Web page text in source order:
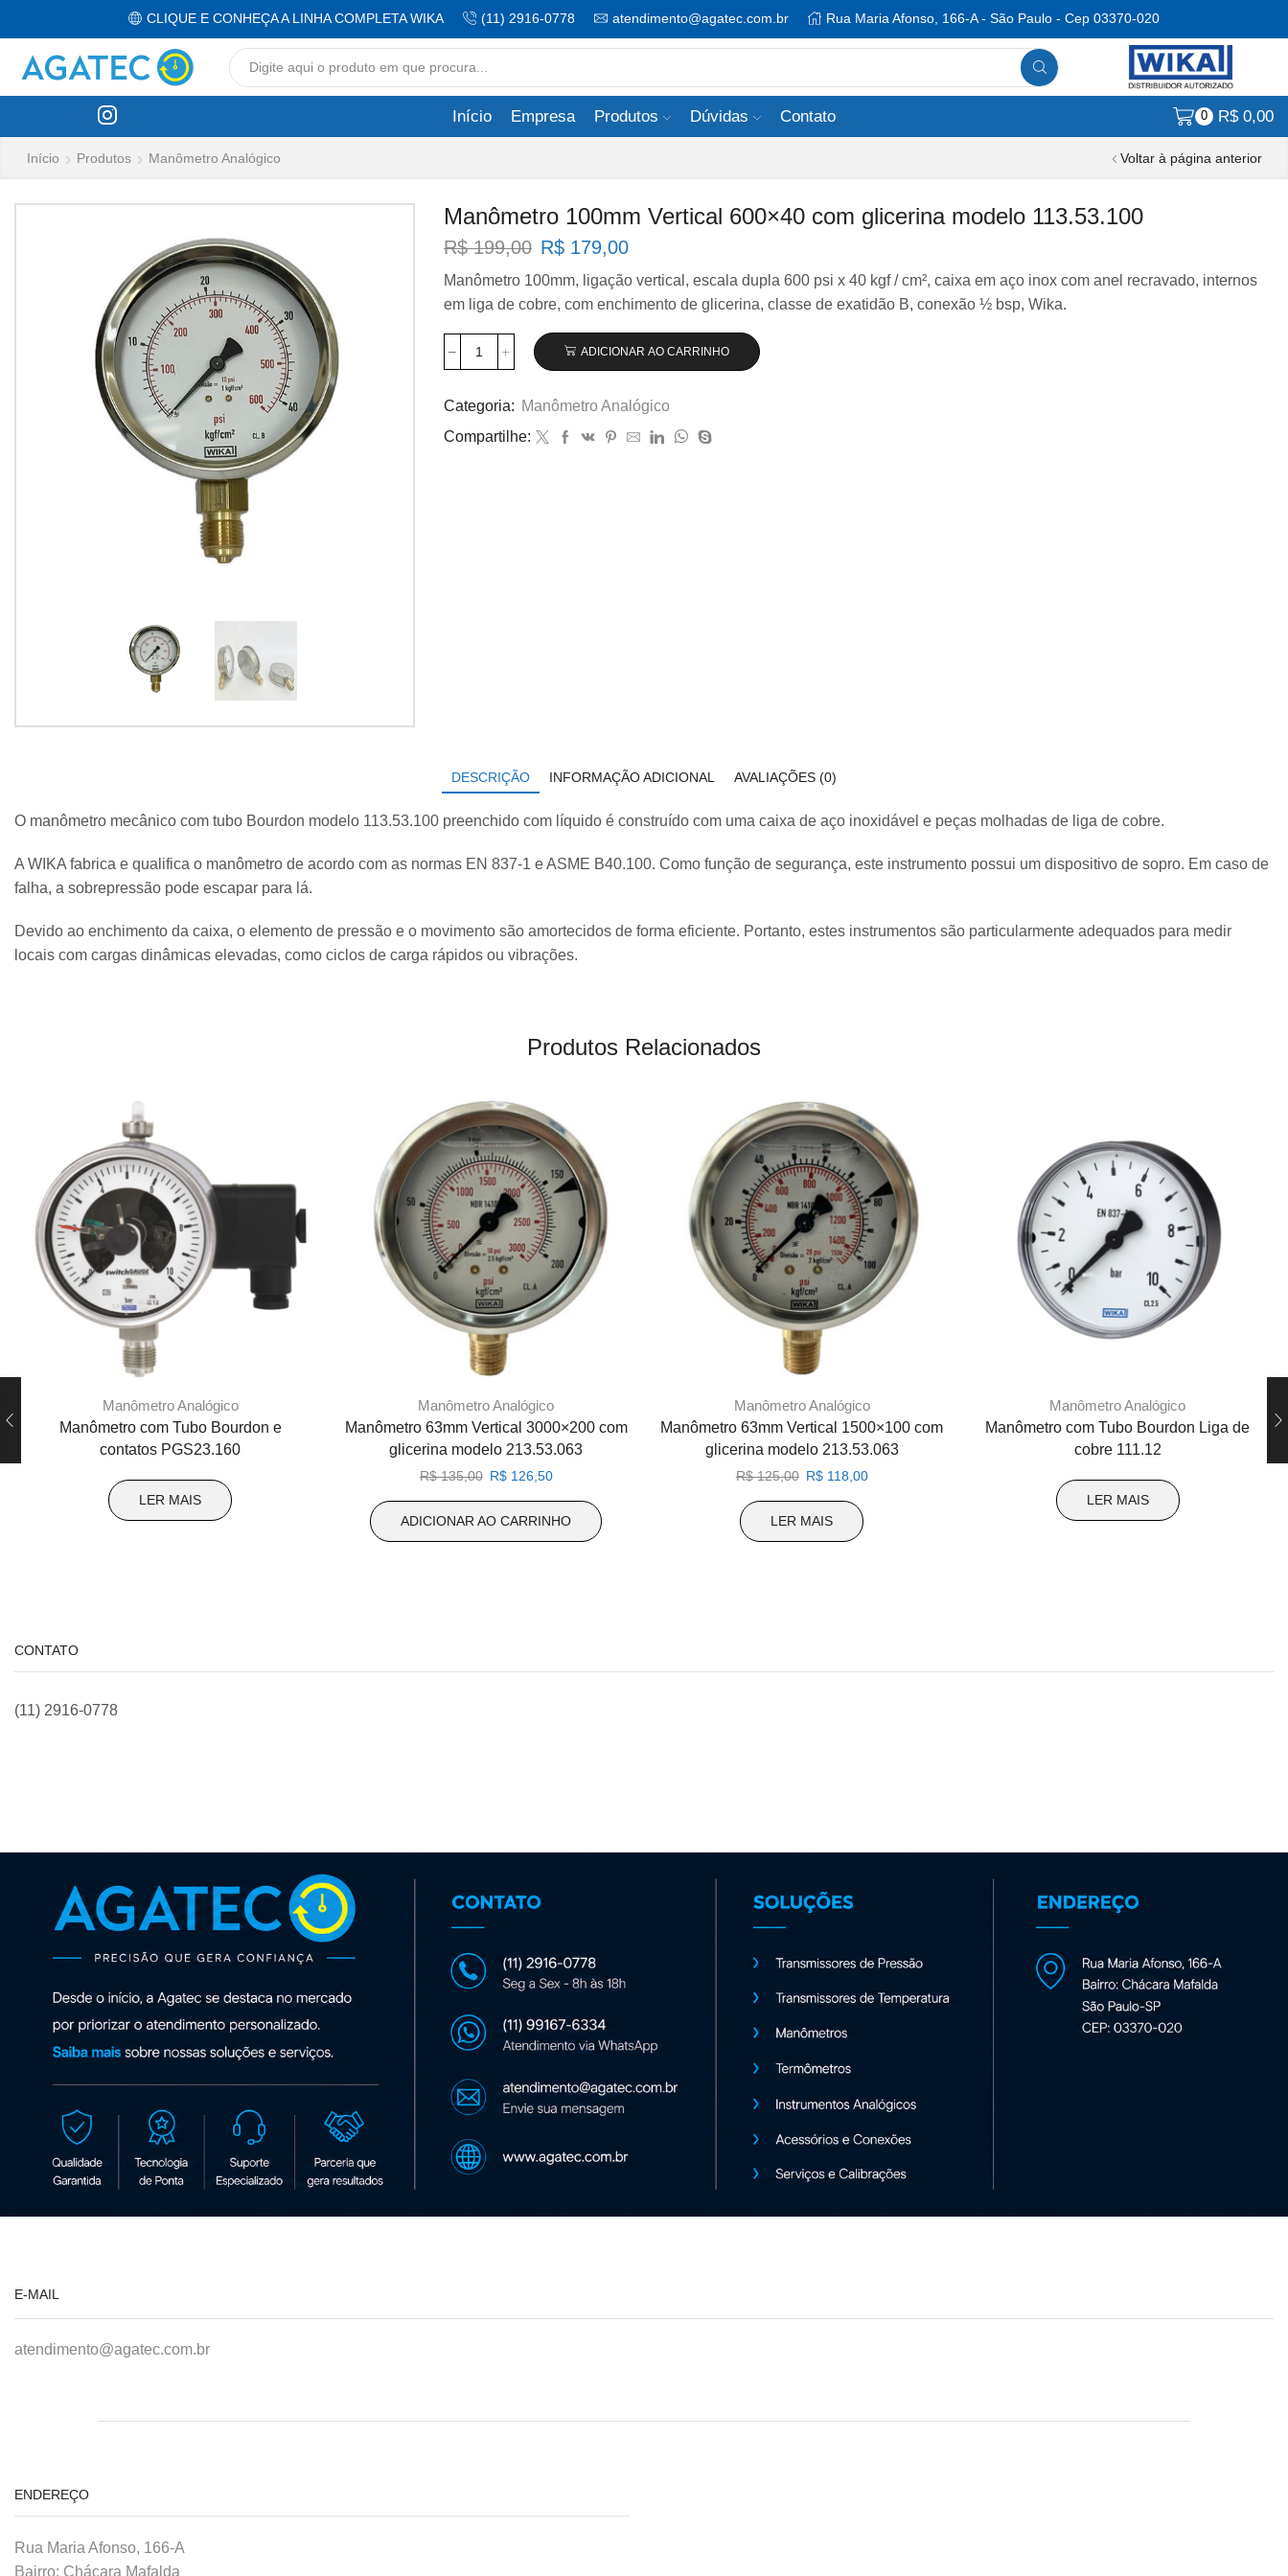
CLIQUE E CONHEÇA A LINHA COMPLETA WIKA (11) 2916-0778 atendimento@agatec.com.br Rua Maria Afonso, 166-A - São Paulo - Cep 03370-020
input
Início Empresa Produtos Dúvidas Contato 0 R$0,00
Início Produtos Manômetro Analógico Voltar à página anterior
Manômetro 100mm Vertical 600×40 com glicerina modelo 113.53.100
R$199,00 O
original
era:
R$ 199,00.
R$ 179,00O
atual
é:
R$ 179,00.
Manômetro 100mm, ligação vertical, escala dupla 600 psi x 40 kgf / cm², caixa em aço inox com anel recravado, internos
em liga de cobre, com enchimento de glicerina, classe de exatidão B, conexão ½ bsp, Wika.
Manômetro
Vertical
600×40
com
ADICIONAR AO CARRINHO
Categoria: Manômetro Analógico
Compartilhe:
DESCRIÇÃO INFORMAÇÃO ADICIONAL AVALIAÇÕES (0)
O manômetro mecânico com tubo Bourdon modelo 113.53.100 preenchido com líquido é construído com uma caixa de aço inoxidável e peças molhadas de liga de cobre.
A WIKA fabrica e qualifica o manômetro de acordo com as normas EN 837-1 e ASME B40.100. Como função de segurança, este instrumento possui um dispositivo de sopro. Em caso de
falha, a sobrepressão pode escapar para lá.
Devido ao enchimento da caixa, o elemento de pressão e o movimento são amortecidos de forma eficiente. Portanto, estes instrumentos são particularmente adequados para medir
locais com cargas dinâmicas elevadas, como ciclos de carga rápidos ou vibrações.
Produtos Relacionados
Manômetro Analógico
Manômetro com Tubo Bourdon e
contatos PGS23.160
LER MAIS
Manômetro Analógico
Manômetro 63mm Vertical 3000×200 com
glicerina modelo 213.53.063
R$135,00 O
original
R$126,50O
atual
ADICIONAR AO CARRINHO
Manômetro Analógico
Manômetro 63mm Vertical 1500×100 com
glicerina modelo 213.53.063
R$125,00 O
original
R$118,00O
LER MAIS
Manômetro Analógico
Manômetro com Tubo Bourdon Liga de
cobre 111.12
LER MAIS
CONTATO
(11) 2916-0778
E-MAIL
atendimento@agatec.com.br
ENDEREÇO
Rua Maria Afonso, 166-A
Bairro: Chácara Mafalda